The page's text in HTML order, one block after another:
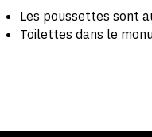
Les poussettes sont
Toilettes dans le